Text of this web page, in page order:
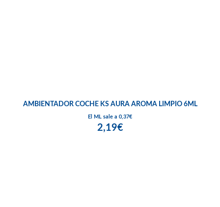
AMBIENTADOR COCHE KS AURA AROMA LIMPIO 6ML
El ML sale a 0,37€
2,19€